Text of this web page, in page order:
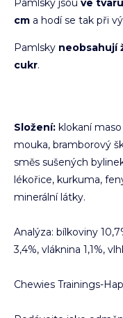
cm a hodí se tak při
Pamlsky neobsahují
cukr.
Složení: klokaní
mouka, bramborový
směs sušených
lékořice, kurkuma,
minerální látky.
Analýza: bílkoviny
3,4%, vláknina 1,1%,
Chewies Trainings-